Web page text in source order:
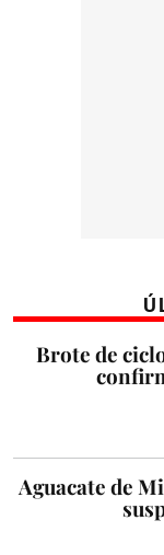
Brote de
Aguacate de